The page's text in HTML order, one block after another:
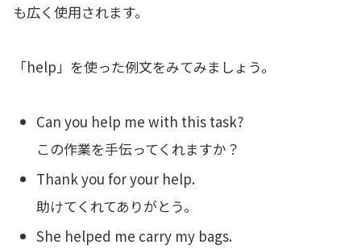
も広く使用されます。
「help」を使った例文をみてみましょう。
Can you help me with this task?
この作業を手伝ってくれますか？
Thank you for your help.
助けてくれてありがとう。
She helped me carry my bags.